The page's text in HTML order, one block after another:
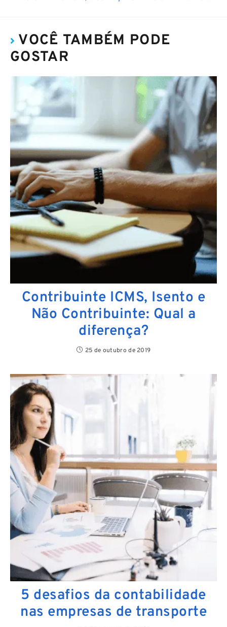
VOCÊ TAMBÉM PODE
GOSTAR
Contribuinte ICMS, Isento e
Não Contribuinte: Qual a
diferença?
25 de outubro de 2019
5 desafios da contabilidade
nas empresas de transporte